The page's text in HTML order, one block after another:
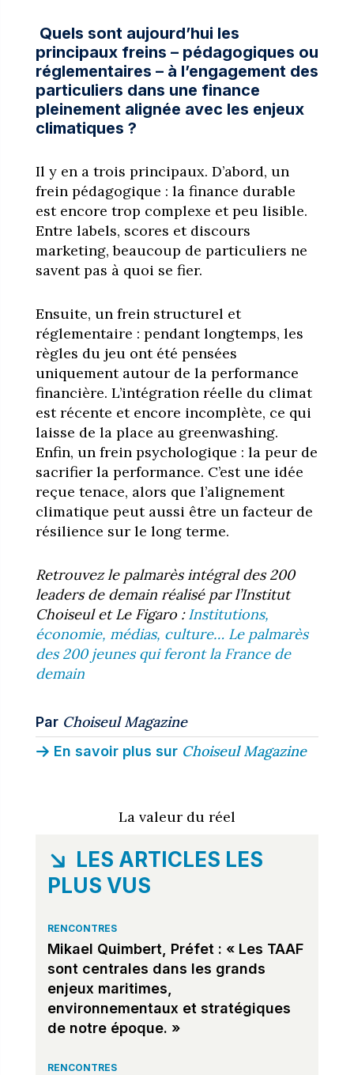
Quels sont aujourd’hui les
principaux freins – pédagogiques ou
réglementaires – à l’engagement des
particuliers dans une finance
pleinement alignée avec les enjeux
climatiques ?
Il y en a trois principaux. D’abord, un
frein pédagogique : la finance durable
est encore trop complexe et peu lisible.
Entre labels, scores et discours
marketing, beaucoup de particuliers ne
savent pas à quoi se fier.
Ensuite, un frein structurel et
réglementaire : pendant longtemps, les
règles du jeu ont été pensées
uniquement autour de la performance
financière. L’intégration réelle du climat
est récente et encore incomplète, ce qui
laisse de la place au greenwashing.
Enfin, un frein psychologique : la peur de
sacrifier la performance. C’est une idée
reçue tenace, alors que l’alignement
climatique peut aussi être un facteur de
résilience sur le long terme.
Retrouvez le palmarès intégral des 200
leaders de demain réalisé par l’Institut
Choiseul et Le Figaro :Institutions,
économie, médias, culture… Le palmarès
des 200 jeunes qui feront la France de
demain
Par Choiseul Magazine
En savoir plus sur Choiseul Magazine
La valeur du réel
LES ARTICLES LES
PLUS VUS
RENCONTRES
Mikael Quimbert, Préfet : « Les TAAF
sont centrales dans les grands
enjeux maritimes,
environnementaux et stratégiques
de notre époque. »
RENCONTRES